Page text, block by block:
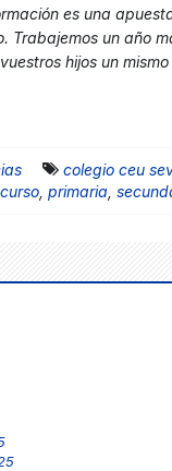
es una
Trabajemos un año
hijos un mismo
colegio ceu
primaria